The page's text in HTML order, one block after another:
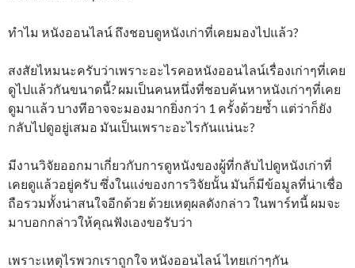
ทำไม หนังออนไลน์ ถึงชอบดูหนังเก่าที่เคยมองไปแล้ว?
สงสัยไหมนะครับว่าเพราะอะไรคอหนังออนไลน์เรื่องเก่าๆที่เคย
ดูไปแล้วกันขนาดนี้? ผมเป็นคนหนึ่งที่ชอบค้นหาหนังเก่าๆที่เคย
ดูมาแล้ว บางทีอาจจะมองมากยิ่งกว่า 1 ครั้งด้วยซ้ำ แต่ว่าก็ยัง
กลับไปดูอยู่เสมอ มันเป็นเพราะอะไรกันแน่นะ?
มีงานวิจัยออกมาเกี่ยวกับการดูหนังของผู้ที่กลับไปดูหนังเก่าที่
เคยดูแล้วอยู่ครับ ซึ่งในแง่ของการวิจัยนั้น มันก็มีข้อมูลที่น่าเชื่อ
ถือรวมทั้งน่าสนใจอีกด้วย ด้วยเหตุผลดังกล่าว ในพาร์ทนี้ ผมจะ
มาบอกกล่าวให้คุณฟังเองขอรับว่า
เพราะเหตุไรพวกเราถูกใจ หนังออนไลน์ ไทยเก่าๆกัน